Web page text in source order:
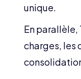
unique.
En
charges, les